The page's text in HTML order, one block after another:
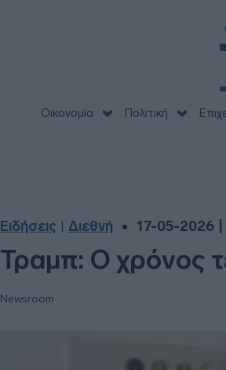
Οικονομία Πολιτική
Ειδήσεις Διεθνή 17-05-2026 |
Τραμπ: Ο χρόνος
Newsroom